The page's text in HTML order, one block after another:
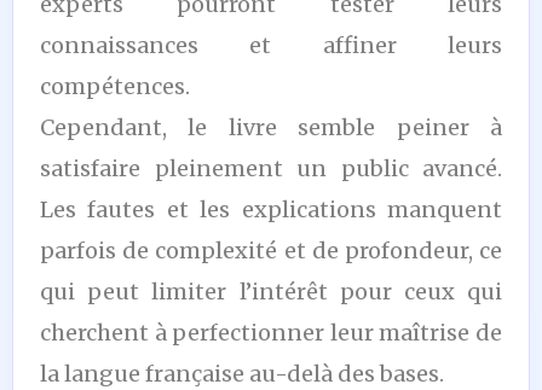
connaissances et affiner leurs
compétences.
Cependant, le livre semble peiner à
satisfaire pleinement un public avancé.
Les fautes et les explications manquent
parfois de complexité et de profondeur, ce
qui peut limiter l’intérêt pour ceux qui
cherchent à perfectionner leur maîtrise de
la langue française au-delà des bases.